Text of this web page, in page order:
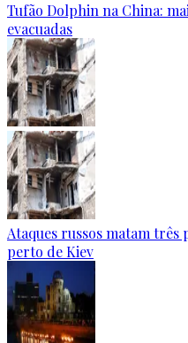
Tufão Dolphin na China:
evacuadas
Ataques russos matam três
perto de Kiev